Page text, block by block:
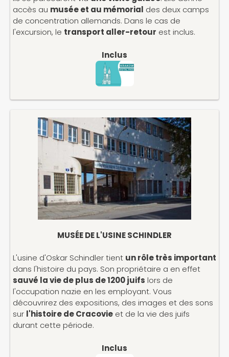
accès au musée et au mémorial des deux camps
de concentration allemands. Dans le cas de
l'excursion, le transport aller-retour est inclus.
Inclus
MUSÉE DE L'USINE SCHINDLER
L'usine d'Oskar Schindler tient un rôle très important
dans l'histoire du pays. Son propriétaire a en effet
sauvé la vie de plus de 1200 juifs lors de
l'occupation nazie en les employant. Vous
découvrirez des expositions, des images et des sons
sur l'histoire de Cracovie et de la vie des juifs
durant cette période.
Inclus